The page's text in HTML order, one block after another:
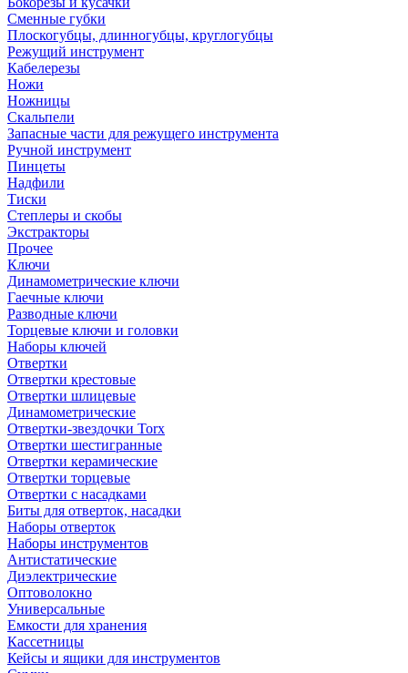
Сменные губки
Плоскогубцы, длинногубцы, круглогубцы
Режущий инструмент
Кабелерезы
Ножи
Ножницы
Скальпели
Запасные части для режущего инструмента
Ручной инструмент
Пинцеты
Надфили
Тиски
Степлеры и скобы
Экстракторы
Прочее
Ключи
Динамометрические ключи
Гаечные ключи
Разводные ключи
Торцевые ключи и головки
Наборы ключей
Отвертки
Отвертки крестовые
Отвертки шлицевые
Динамометрические
Отвертки-звездочки Torx
Отвертки шестигранные
Отвертки керамические
Отвертки торцевые
Отвертки с насадками
Биты для отверток, насадки
Наборы отверток
Наборы инструментов
Антистатические
Диэлектрические
Оптоволокно
Универсальные
Емкости для хранения
Кассетницы
Кейсы и ящики для инструментов